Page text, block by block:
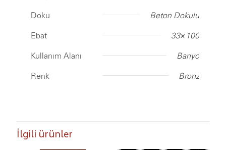
Doku Beton Dokulu
Ebat 33×100
Kullanım Alanı Banyo
Renk Bronz
İlgili ürünler